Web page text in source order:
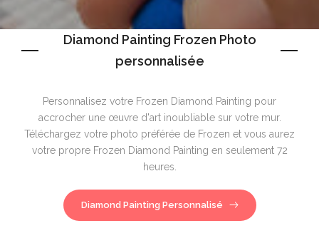
Diamond Painting Frozen Photo
personnalisée
Personnalisez votre Frozen Diamond Painting pour
accrocher une œuvre d'art inoubliable sur votre mur.
Téléchargez votre photo préférée de Frozen et vous aurez
votre propre Frozen Diamond Painting en seulement 72
heures.
Diamond Painting Personnalisé